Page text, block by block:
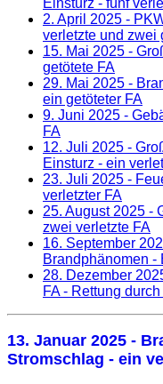
Einsturz - fünf
2. April 2025 -
verletzte und zwei
15. Mai 2025 -
getötete FA
29. Mai 2025 -
ein getöteter FA
9. Juni 2025 -
FA
12. Juli 2025 -
Einsturz - ein
23. Juli 2025 -
verletzter FA
25. August 2025 -
zwei verletzte FA
16. September
Brandphänomen -
28. Dezember
FA - Rettung
13. Januar 2025 -
Stromschlag - ein